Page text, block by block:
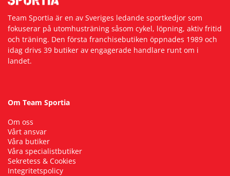
Team Sportia är en av Sveriges ledande sportkedjor som
fokuserar på utomhusträning såsom cykel, löpning, aktiv fritid
och träning. Den första franchisebutiken öppnades 1989 och
idag drivs 39 butiker av engagerade handlare runt om i
landet.
Om Team Sportia
Om oss
Vårt ansvar
Våra butiker
Våra specialistbutiker
Sekretess & Cookies
Integritetspolicy